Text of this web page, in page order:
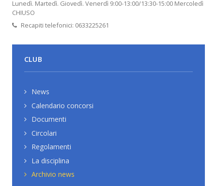
Lunedì. Martedì. Giovedì. Venerdì 9:00-13:00/13:30-15:00 Mercoledì
CHIUSO
Recapiti telefonici: 0633225261
CLUB
News
Calendario concorsi
Documenti
Circolari
Regolamenti
La disciplina
Archivio news